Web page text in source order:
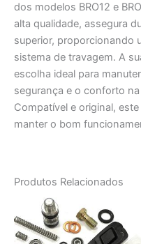
dos modelos BRO12 e
alta qualidade, assegura
superior, proporcionando
sistema de travagem. A
escolha ideal para
segurança e o conforto
Compatível e original,
manter o bom
Produtos Relacionados